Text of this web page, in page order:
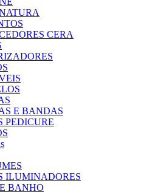
CERA
E BANDAS
PEDICURE
ILUMINADORES
BANHO